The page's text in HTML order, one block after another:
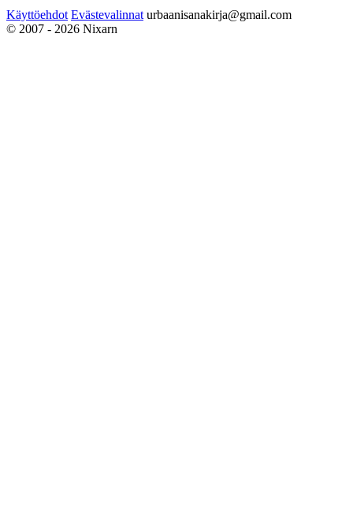
Käyttöehdot Evästevalinnat urbaanisanakirja@gmail.com
© 2007 - 2026 Nixarn